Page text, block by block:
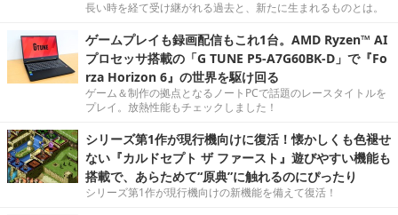
長い時を経て受け継がれる過去と、新たに生まれるものとは。
ゲームプレイも録画配信もこれ1台。AMD Ryzen™ AI
プロセッサ搭載の「G TUNE P5-A7G60BK-D」で『Fo
rza Horizon 6』の世界を駆け回る
ゲーム＆制作の拠点となるノートPCで話題のレースタイトルを
プレイ。放熱性能もチェックしました！
シリーズ第1作が現行機向けに復活！懐かしくも色褪せ
ない『カルドセプト ザ ファースト』遊びやすい機能も
搭載で、あらためて“原典”に触れるのにぴったり
シリーズ第1作が現行機向けの新機能を備えて復活！